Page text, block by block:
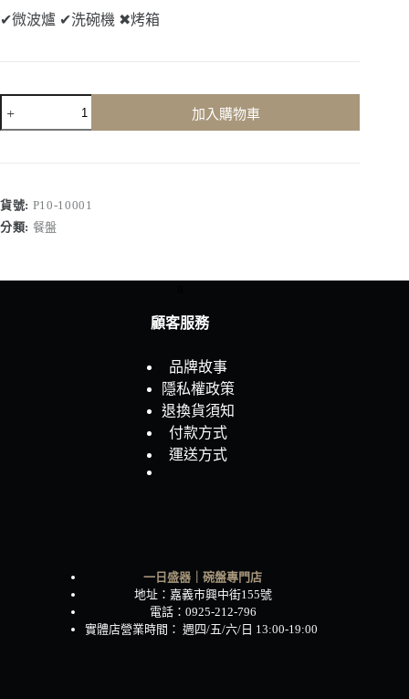
✔微波爐 ✔洗碗機 ✖烤箱
盤
數
量
加入購物車
貨號: P10-10001
分類: 餐盤
顧客服務
品牌故事
隱私權政策
退換貨須知
付款方式
運送方式
一日盛器｜碗盤專門店
地址：嘉義市興中街155號
電話：0925-212-796
實體店營業時間： 週四/五/六/日 13:00-19:00